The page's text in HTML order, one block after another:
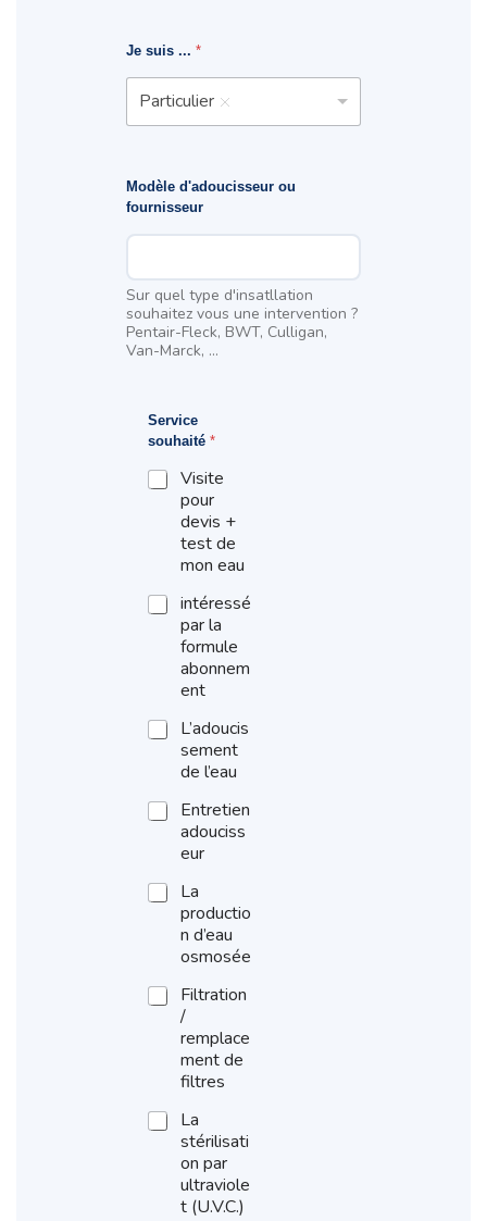
Je suis ...*
Particulier
Modèle d'adoucisseur ou
fournisseur
Sur quel type d'insatllation
souhaitez vous une intervention ?
Pentair-Fleck, BWT, Culligan,
Van-Marck, ...
Service
souhaité*
Visite
pour
devis +
test de
mon eau
intéressé
par la
formule
abonnem
ent
L’adoucis
sement
de l’eau
Entretien
adouciss
eur
La
productio
n d’eau
osmosée
Filtration
/
remplace
ment de
filtres
La
stérilisati
on par
ultraviole
t (U.V.C.)